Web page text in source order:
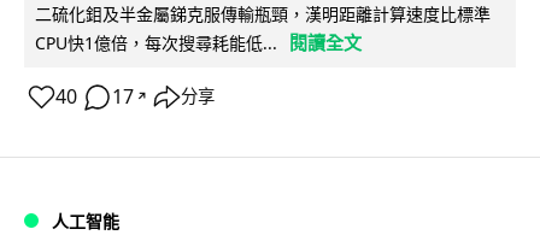
二硫化鉬及半金屬銻克服傳輸瓶頸，漢明距離計算速度比標準
CPU快1億倍，每次搜尋耗能低...
閱讀全文
40 17 ↗ 分享
人工智能